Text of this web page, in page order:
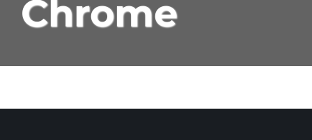
Conócenos
Chrome